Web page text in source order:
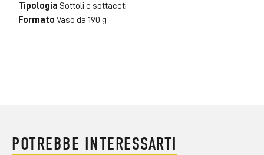
Tipologia Sottoli e sottaceti
Formato Vaso da 190 g
POTREBBE INTERESSARTI